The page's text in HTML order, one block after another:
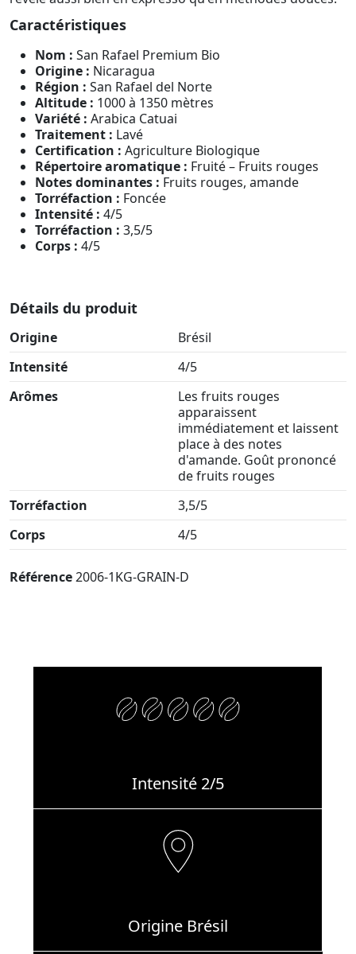
Caractéristiques
Nom : San Rafael Premium Bio
Origine : Nicaragua
Région : San Rafael del Norte
Altitude : 1000 à 1350 mètres
Variété : Arabica Catuai
Traitement : Lavé
Certification : Agriculture Biologique
Répertoire aromatique : Fruité – Fruits rouges
Notes dominantes : Fruits rouges, amande
Torréfaction : Foncée
Intensité : 4/5
Torréfaction : 3,5/5
Corps : 4/5
Détails du produit
Origine
Brésil
Intensité
4/5
Arômes
Les fruits rouges
apparaissent
immédiatement et laissent
place à des notes
d'amande. Goût prononcé
de fruits rouges
Torréfaction
3,5/5
Corps
4/5
Référence2006-1KG-GRAIN-D
Intensité 2/5
Origine Brésil